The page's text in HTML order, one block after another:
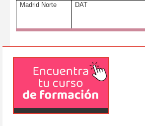
Madrid Norte DAT